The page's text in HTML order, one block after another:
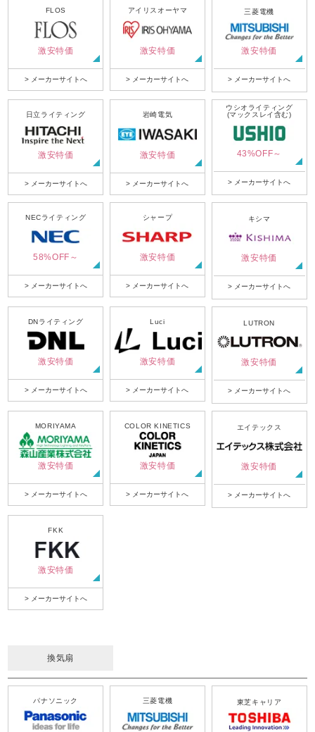
FLOS
激安特価
> メーカーサイトへ
アイリスオーヤマ
激安特価
> メーカーサイトへ
三菱電機
激安特価
> メーカーサイトへ
日立ライティング
激安特価
> メーカーサイトへ
岩崎電気
激安特価
> メーカーサイトへ
ウシオライティング
(マックスレイ含む)
43%OFF～
> メーカーサイトへ
NECライティング
58%OFF～
> メーカーサイトへ
シャープ
激安特価
> メーカーサイトへ
キシマ
激安特価
> メーカーサイトへ
DNライティング
激安特価
> メーカーサイトへ
Luci
激安特価
> メーカーサイトへ
LUTRON
激安特価
> メーカーサイトへ
MORIYAMA
激安特価
> メーカーサイトへ
COLOR KINETICS
激安特価
> メーカーサイトへ
エイテックス
激安特価
> メーカーサイトへ
FKK
激安特価
> メーカーサイトへ
換気扇
パナソニック 三菱電機 東芝キャリア